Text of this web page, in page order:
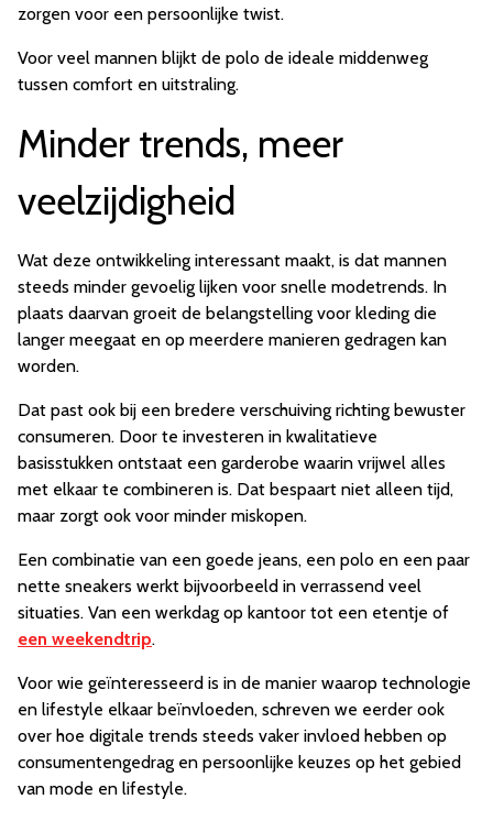
zorgen voor een persoonlijke twist.
Voor veel mannen blijkt de polo de ideale middenweg
tussen comfort en uitstraling.
Minder trends, meer
veelzijdigheid
Wat deze ontwikkeling interessant maakt, is dat mannen
steeds minder gevoelig lijken voor snelle modetrends. In
plaats daarvan groeit de belangstelling voor kleding die
langer meegaat en op meerdere manieren gedragen kan
worden.
Dat past ook bij een bredere verschuiving richting bewuster
consumeren. Door te investeren in kwalitatieve
basisstukken ontstaat een garderobe waarin vrijwel alles
met elkaar te combineren is. Dat bespaart niet alleen tijd,
maar zorgt ook voor minder miskopen.
Een combinatie van een goede jeans, een polo en een paar
nette sneakers werkt bijvoorbeeld in verrassend veel
situaties. Van een werkdag op kantoor tot een etentje of
een weekendtrip.
Voor wie geïnteresseerd is in de manier waarop technologie
en lifestyle elkaar beïnvloeden, schreven we eerder ook
over hoe digitale trends steeds vaker invloed hebben op
consumentengedrag en persoonlijke keuzes op het gebied
van mode en lifestyle.